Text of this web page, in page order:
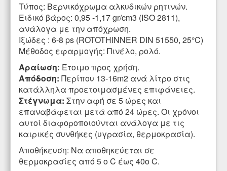
Τύπος: Βερνικόχρωμα αλκυδικών ρητινών.
Ειδικό βάρος: 0,95 -1,17 gr/cm3 (ISO 2811),
ανάλογα με την απόχρωση.
Ιξώδες : 6-8 ps (ROTOTHINNER DIN 51550, 25°C)
Μέθοδος εφαρμογής: Πινέλο, ρολό.
Αραίωση: Έτοιμο προς χρήση.
Απόδοση: Περίπου 13-16m2 ανά λίτρο στις
κατάλληλα προετοιμασμένες επιφάνειες.
Στέγνωμα: Στην αφή σε 5 ώρες και
επαναβάφεται μετά από 24 ώρες. Οι χρόνοι
αυτοί διαφοροποιούνται ανάλογα με τις
καιρικές συνθήκες (υγρασία, θερμοκρασία).
Αποθήκευση: Να αποθηκεύεται σε
θερμοκρασίες από 5 ο C έως 40ο C.